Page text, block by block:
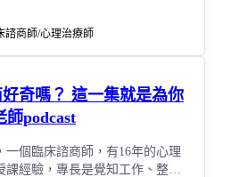
諮商師/心理治療師
一集就是為你
師podcast
一個臨床諮商師，有16年的心理
經驗，專長是覺知工作、整合